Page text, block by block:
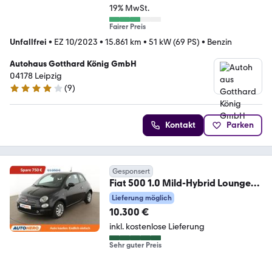
19% MwSt.
Fairer Preis
Unfallfrei • EZ 10/2023 • 15.861 km • 51 kW (69 PS) • Benzin
Autohaus Gotthard König GmbH
04178 Leipzig
4 Sterne
(9)
Kontakt Parken
Gesponsert
Fiat 500 1.0 Mild-Hybrid Lounge
*NAVI*TEMPO*PDC*KLIMA
Lieferung möglich
10.300 €
inkl. kostenlose Lieferung
Sehr guter Preis